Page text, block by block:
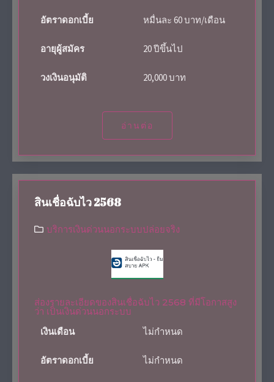
อัตราดอกเบี้ย หมื่นละ 60 บาท/เดือน
อายุผู้สมัคร 20 ปีขึ้นไป
วงเงินอนุมัติ 20,000 บาท
อ่านต่อ
สินเชื่อฉับไว 2568
บริการเงินด่วนนอกระบบปล่อยจริง
ส่องรายละเอียดของสินเชื่อฉับไว 2568 ที่มีโอกาสสูง
ว่า เป็นเงินด่วนนอกระบบ
เงินเดือน
ไม่กำหนด
อัตราดอกเบี้ย ไม่กำหนด